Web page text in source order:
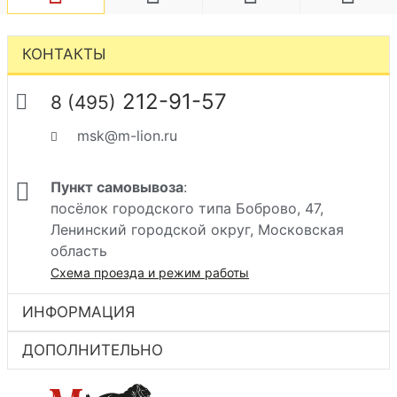
КОНТАКТЫ
8 (495) 212-91-57
msk@m-lion.ru
Пункт самовывоза:
посёлок городского типа Боброво, 47,
Ленинский городской округ, Московская
область
Схема проезда и режим работы
ИНФОРМАЦИЯ
ДОПОЛНИТЕЛЬНО